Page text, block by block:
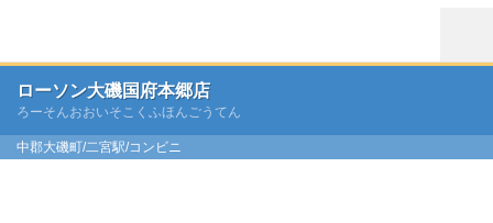
ローソン大磯国府本郷店
ろーそんおおいそこくふほんごうてん
中郡大磯町/二宮駅/コンビニ